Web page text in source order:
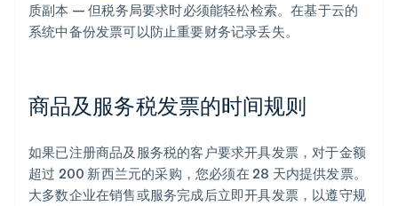
质副本 — 但税务局要求时必须能轻松检索。在基于云的
系统中备份发票可以防止重要财务记录丢失。
商品及服务税发票的时间规则
如果已注册商品及服务税的客户要求开具发票，对于金额
超过 200 新西兰元的采购，您必须在 28 天内提供发票。
大多数企业在销售或服务完成后立即开具发票，以遵守规